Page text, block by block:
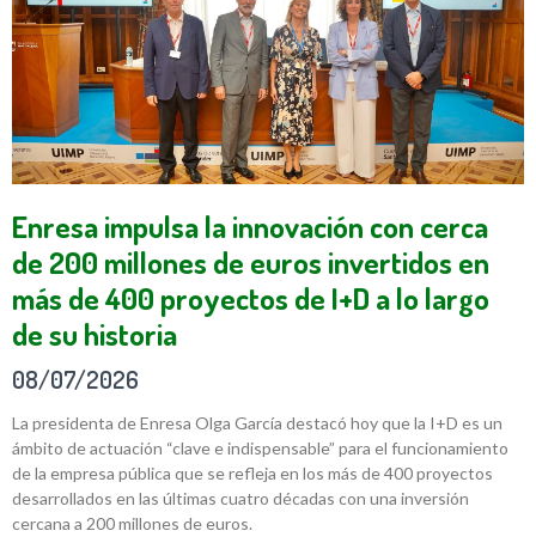
Enresa impulsa la innovación con cerca
de 200 millones de euros invertidos en
más de 400 proyectos de I+D a lo largo
de su historia
08/07/2026
La presidenta de Enresa Olga García destacó hoy que la I+D es un
ámbito de actuación “clave e indispensable” para el funcionamiento
de la empresa pública que se refleja en los más de 400 proyectos
desarrollados en las últimas cuatro décadas con una inversión
cercana a 200 millones de euros.